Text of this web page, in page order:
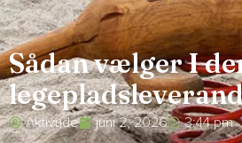
Sådan vælger I
Aktivude juni 2, 2026 3:44 pm